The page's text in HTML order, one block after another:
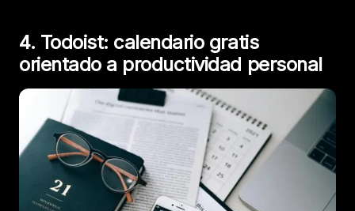
4. Todoist: calendario gratis
orientado a productividad personal